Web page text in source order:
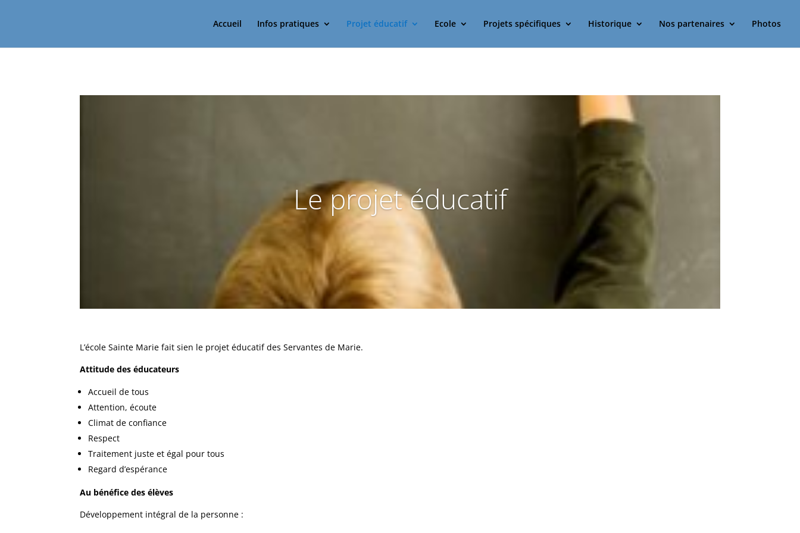
Accueil Infos pratiques Projet éducatif Ecole Projets spécifiques Historique Nos partenaires Photos
Le projet éducatif
L’école Sainte Marie fait sien le projet éducatif des Servantes de Marie.
Attitude des éducateurs
Accueil de tous
Attention, écoute
Climat de confiance
Respect
Traitement juste et égal pour tous
Regard d’espérance
Au bénéfice des élèves
Développement intégral de la personne :